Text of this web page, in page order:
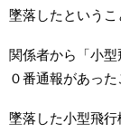
墜落したというこ
関係者から「小
０番通報があった
墜落した小型飛